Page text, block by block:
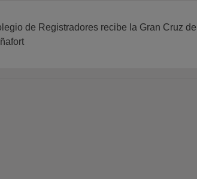
de Registradores recibe la Gran Cruz